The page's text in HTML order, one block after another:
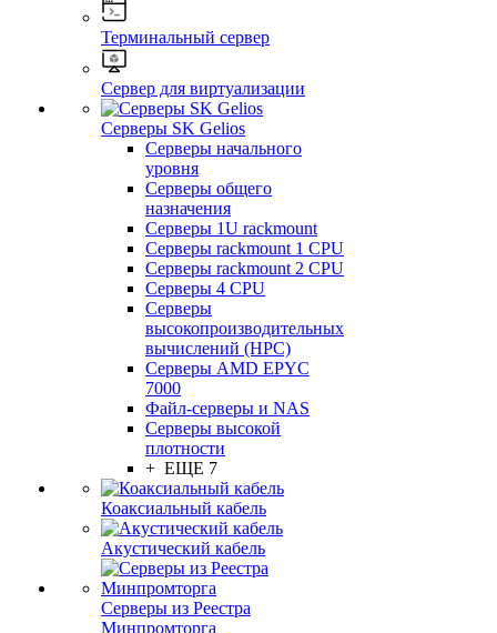
Терминальный сервер
Сервер для виртуализации
Серверы SK Gelios
Серверы начального
уровня
Серверы общего
назначения
Серверы 1U rackmount
Серверы rackmount 1 CPU
Серверы rackmount 2 CPU
Серверы 4 CPU
Серверы
высокопроизводительных
вычислений (HPC)
Серверы AMD EPYC
7000
Файл-серверы и NAS
Серверы высокой
плотности
+ ЕЩЕ 7
Коаксиальный кабель
Акустический кабель
Серверы из Реестра
Минпромторга